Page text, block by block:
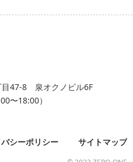
目47-8 泉オクノビル6F
〜18:00）
シーポリシー サイトマップ